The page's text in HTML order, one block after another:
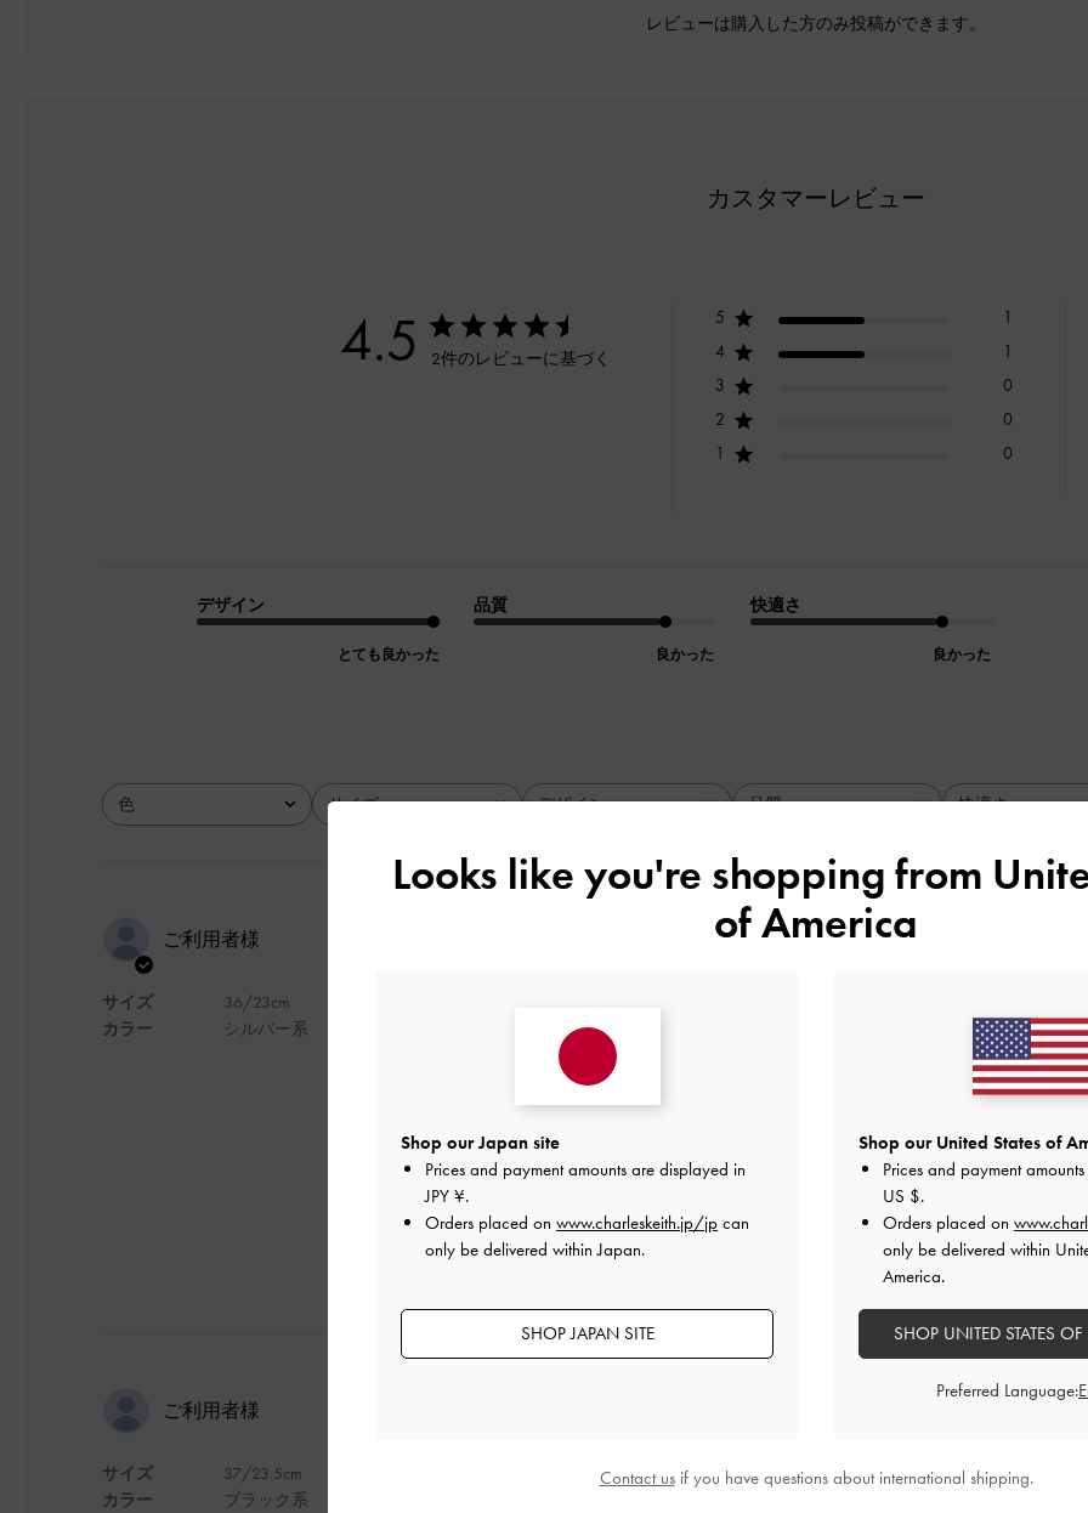
レビューは購入した方のみ投稿ができます。
カスタマーレビュー
4.5 2件のレビューに基づく
5
1
4
1
3
0
2
0
1
0
デザイン
とても良かった
品質
良かった
快適さ
良かった
色全て サイズ デザイン 品質 快適さ
ご利用者様
サイズ
カラー
36/23cm
シルバー系
程よくゴツく、ガーリースタイルに合わせたりソックスをチラ見せしたりと、オシ
そのままスポッと履けます。
色味が人と被りにくい、重さは長く履いてるとある程度感じます。
価格的に買って良かったです。
デザイン 快適さ
ご利用者様
サイズ
カラー
37/23.5cm
ブラック系
ハード過ぎず、可愛い過ぎず、絶妙です。何にでも合います。前のチャックは飾り
Looks like you're shopping from
of America
Shop our Japan site
Prices and payment amounts are displayed in
JPY ¥.
Orders placed on www.charleskeith.jp/jp can
only be delivered within Japan.
SHOP JAPAN SITE
Shop our United States of
Prices and payment
US $.
Orders placed on
only be delivered within
America.
SHOP UNITED STATES
Preferred Language:
Contact usif you have questions about international shipping.